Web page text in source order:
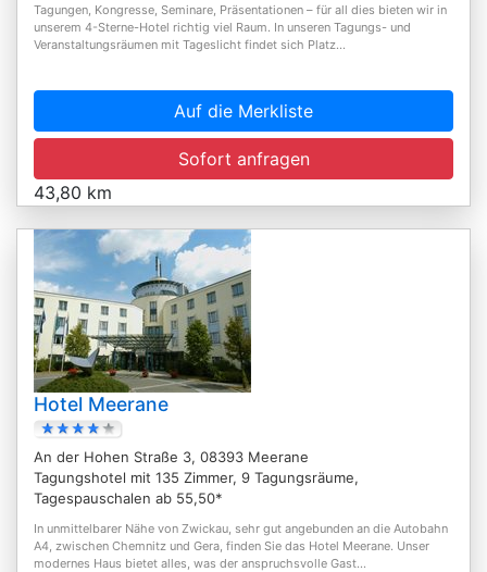
Tagungen, Kongresse, Seminare, Präsentationen – für all dies bieten wir in
unserem 4-Sterne-Hotel richtig viel Raum. In unseren Tagungs- und
Veranstaltungsräumen mit Tageslicht findet sich Platz...
Auf die Merkliste
Sofort anfragen
43,80 km
Hotel Meerane
An der Hohen Straße 3, 08393 Meerane
Tagungshotel mit 135 Zimmer, 9 Tagungsräume,
Tagespauschalen ab 55,50*
In unmittelbarer Nähe von Zwickau, sehr gut angebunden an die Autobahn
A4, zwischen Chemnitz und Gera, finden Sie das Hotel Meerane. Unser
modernes Haus bietet alles, was der anspruchsvolle Gast...